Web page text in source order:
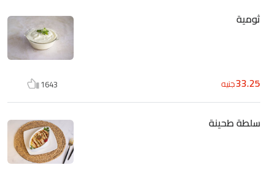
ثومية
33.25جنيه 1643
سلطة طحينة